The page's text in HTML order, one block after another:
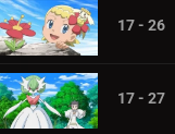
17 - 26
17 - 27